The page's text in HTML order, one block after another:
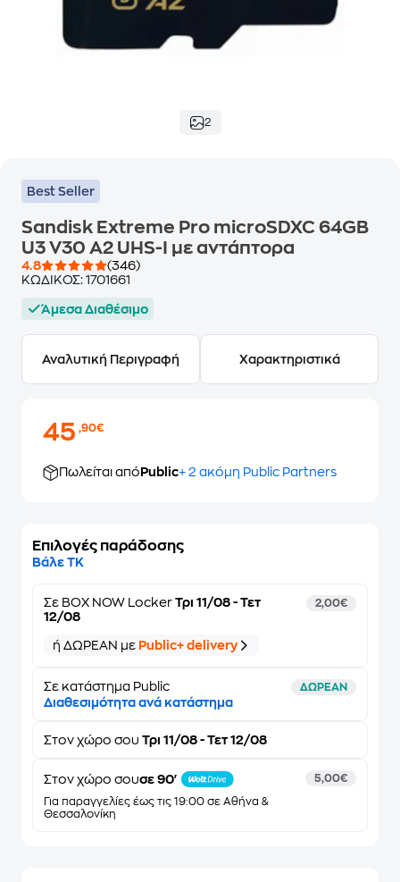
2
Best Seller
Sandisk Extreme Pro microSDXC 64GB
U3 V30 A2 UHS-I με αντάπτορα
4.8
(346)
ΚΩΔΙΚΟΣ: 1701661
Άμεσα Διαθέσιμο
Αναλυτική Περιγραφή Χαρακτηριστικά
45,90€
Πωλείται από Public+ 2 ακόμη Public Partners
Επιλογές παράδοσης
Βάλε ΤΚ
Σε BOX NOW Locker Τρι 11/08 - Τετ
12/08
2,00€
ή ΔΩΡΕΑΝ με Public+ delivery
Σε κατάστημα Public ΔΩΡΕΑΝ
Διαθεσιμότητα ανά κατάστημα
Στον χώρο σου Τρι 11/08 - Τετ 12/08
Στον χώρο σουσε 90'
Για παραγγελίες έως τις 19:00 σε Αθήνα &
Θεσσαλονίκη
5,00€